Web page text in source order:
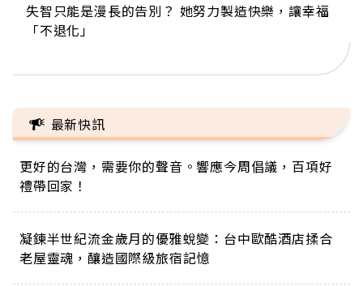
失智只能是漫長的告別？ 她努力製造快樂，讓幸福
「不退化」
來自剛果的巧克力神父 為台灣奉獻36年 「台灣是我
的家，我連作夢都講台語！」
63歲卸矽谷副總、搬回台灣找快樂！「蛋黃哥小
丑」走進安養院，逗樂上萬爺奶：退休後才開始真
104歲打破金氏世界紀錄 成為全球最年長羽球選
手，分享長壽的秘密原來是「這個」
事業巔峰他選擇追夢…黑手阿伯拉小提琴還登上小
巨蛋！連CNN都大讚！
最新快訊
更好的台灣，需要你的聲音。響應今周倡議，百項好
禮帶回家！
凝鍊半世紀流金歲月的優雅蛻變：台中歐酷酒店揉合
老屋靈魂，釀造國際級旅宿記憶